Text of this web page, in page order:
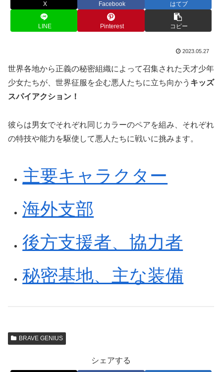
X Facebook はてブ
LINE Pinterest コピー
2023.05.27
世界各地から正義の秘密組織によって召集された天才少年
少女たちが、世界征服を企む悪人たちに立ち向かう キッズ
スパイアクション！
彼らは男女でそれぞれ同じカラーのペアを組み、それぞれ
の特技や能力を駆使して悪人たちに戦いに挑みます。
主要キャラクター
海外支部
後方支援者、協力者
秘密基地、主な装備
BRAVE GENIUS
シェアする